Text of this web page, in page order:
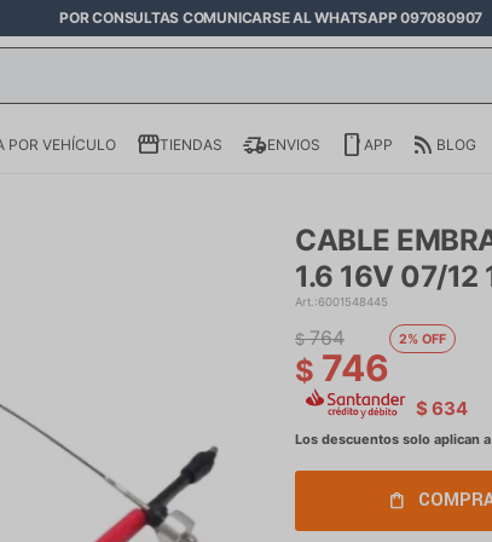
POR CONSULTAS COMUNICARSE AL WHATSAPP 097080907
POR VEHÍCULO TIENDAS ENVIOS APP BLOG
CABLE
1.6 16V 07/12
6001548445
$ 746
$ 764 2
$ 634